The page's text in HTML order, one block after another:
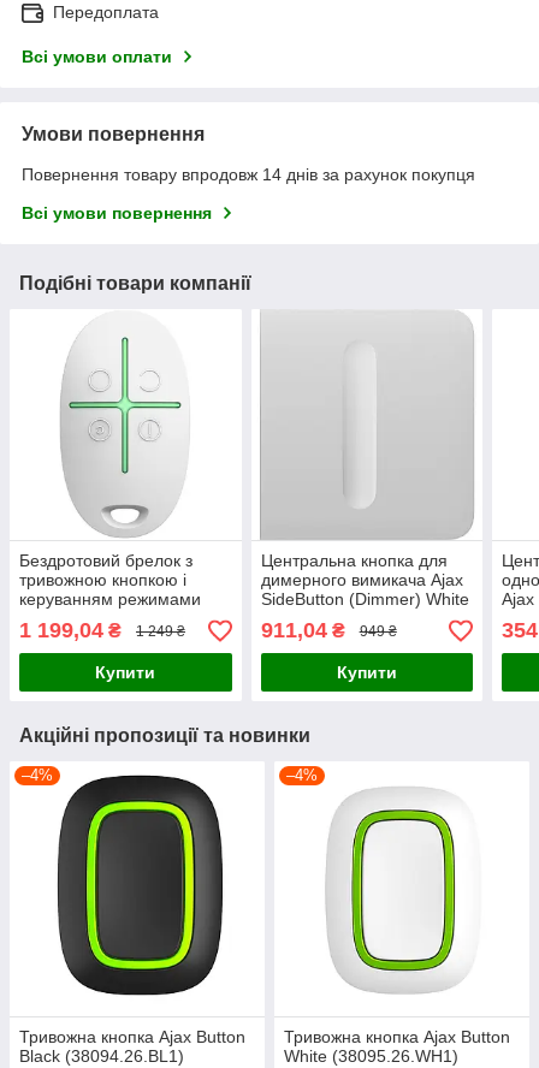
Передоплата
Всі умови оплати
Умови повернення
Повернення товару впродовж 14 днів за рахунок покупця
Всі умови повернення
Подібні товари компанії
Бездротовий брелок з
тривожною кнопкою і
керуванням режимами
охорони Ajax Superior
SpaceControl Jeweller
White (110753.04.WH1)
1 199,04 ₴ 1 249 ₴
Купити
Центральна кнопка для
димерного вимикача Ajax
SideButton (Dimmer) White
(91252.254.WH1)
911,04₴ 949 ₴
Купити
Ajax
Акційні пропозиції та новинки
–4%
Тривожна кнопка Ajax Button
Black (38094.26.BL1)
–4%
Тривожна кнопка Ajax Button
White (38095.26.WH1)